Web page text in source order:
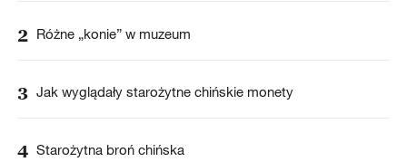
2 Różne „konie” w muzeum
3 Jak wyglądały starożytne chińskie monety
4 Starożytna broń chińska